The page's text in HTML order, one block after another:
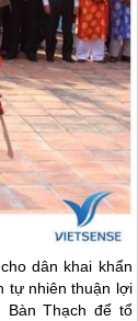
dân khai khẩn
tự nhiên thuận lợi
Bàn Thạch để tổ